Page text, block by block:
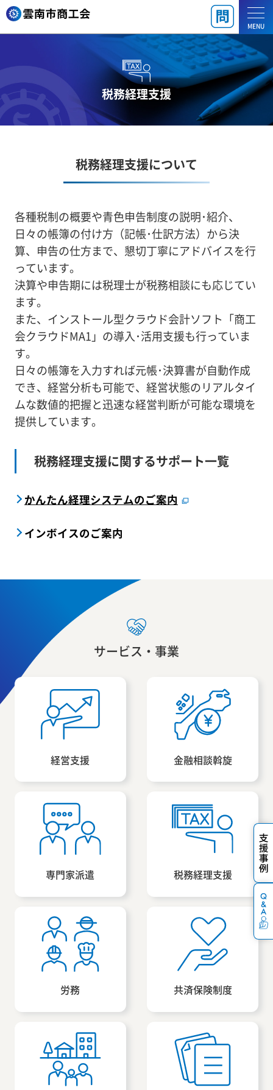
MENU
税務経理支援
税務経理支援について
各種税制の概要や青色申告制度の説明･紹介、
日々の帳簿の付け方（記帳･仕訳方法）から決
算、申告の仕方まで、懇切丁寧にアドバイスを行
っています。
決算や申告期には税理士が税務相談にも応じてい
ます。
また、インストール型クラウド会計ソフト「商工
会クラウドMA1」の導入･活用支援も行っていま
す。
日々の帳簿を入力すれば元帳･決算書が自動作成
でき、経営分析も可能で、経営状態のリアルタイ
ムな数値的把握と迅速な経営判断が可能な環境を
提供しています。
税務経理支援に関するサポート一覧
かんたん経理システムのご案内
インボイスのご案内
サービス・事業
経営支援 金融相談斡旋
専門家派遣 税務経理支援
労務 共済保険制度